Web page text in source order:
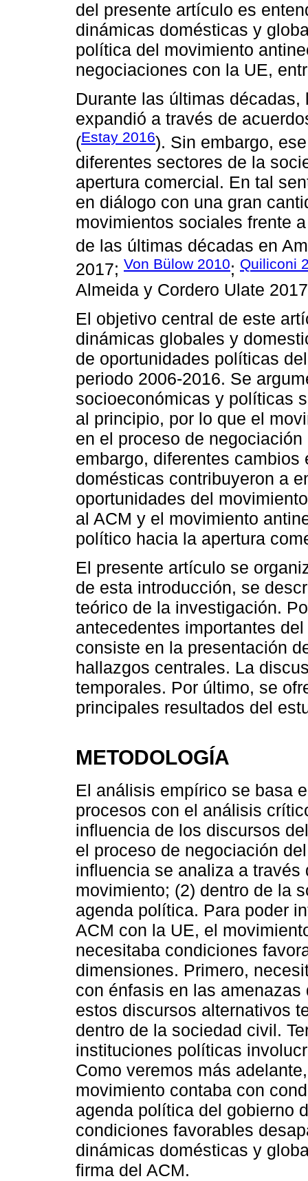
del presente artículo es
dinámicas domésticas y
política del movimiento
negociaciones con la UE,
Durante las últimas
expandió a través de
(Estay 2016). Sin embargo,
diferentes sectores de la
apertura comercial. En tal
en diálogo con una gran
movimientos sociales frente
de las últimas décadas en
2017; Von Bülow 2010; Quiliconi
Almeida y Cordero Ulate
El objetivo central de este
dinámicas globales y
de oportunidades políticas
periodo 2006-2016. Se
socioeconómicas y políticas
al principio, por lo que el
en el proceso de
embargo, diferentes
domésticas contribuyeron a
oportunidades del
al ACM y el movimiento
político hacia la apertura
El presente artículo se
de esta introducción, se
teórico de la investigación.
antecedentes importantes
consiste en la presentación
hallazgos centrales. La
temporales. Por último, se
principales resultados del
METODOLOGÍA
El análisis empírico se basa
procesos con el análisis
influencia de los discursos
el proceso de negociación
influencia se analiza a
movimiento; (2) dentro de la
agenda política. Para poder
ACM con la UE, el
necesitaba condiciones
dimensiones. Primero,
con énfasis en las
estos discursos alternativos
dentro de la sociedad civil.
instituciones políticas
Como veremos más
movimiento contaba con
agenda política del gobierno
condiciones favorables
dinámicas domésticas y
firma del ACM.